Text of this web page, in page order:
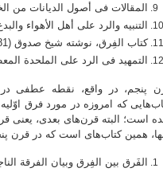
المقالات فی أصول الدیانات من
التنبیه والرد علی أهل الأهواء
کتاب الفِرق، نوشته شیخ صدوق (381ق)؛
التمهید فی الرد علی الملحدة
پنجم، در واقع، نقطه عطفی
که امروزه در مورد فرق
است؛ البته قرن‌های بعدی، یعنی
همین کتاب‌های است که در قرن
الفَرق بین الفِرق وبیان الفرقة